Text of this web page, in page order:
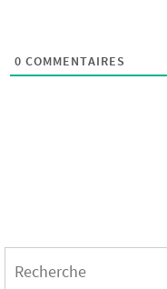
0 COMMENTAIRES